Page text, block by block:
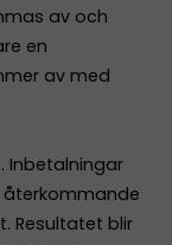
av och
en
av med
Inbetalningar
Resultatet blir